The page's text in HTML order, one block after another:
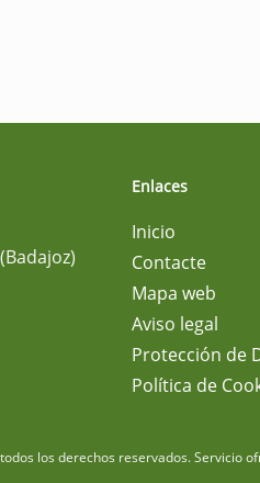
Enlaces
Inicio
Contacte
Mapa web
Aviso legal
Protección de
Política de
los derechos reservados.Servicio